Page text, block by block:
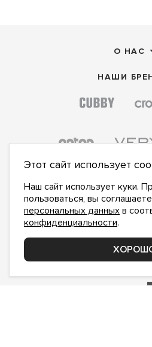
О НАС
НАШИ
ПОДПИСАТЬСЯ НА
сполитикой
Этот сайт использует
Наш сайт использует куки.
пользоваться, вы
персональных данных в
конфиденциальности.